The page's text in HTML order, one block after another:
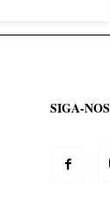
SIGA-NOS